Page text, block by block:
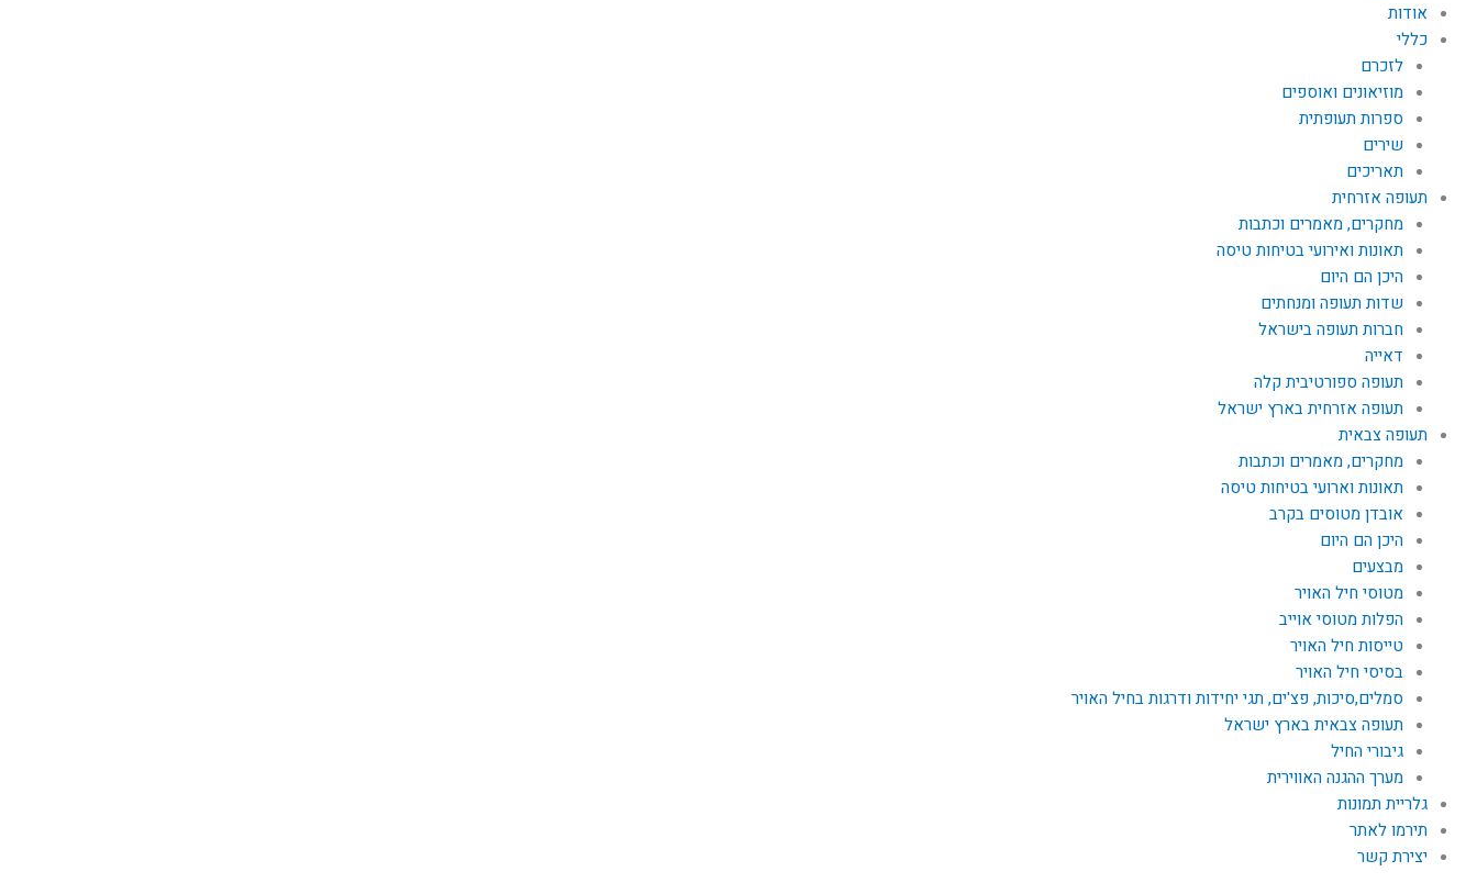
אודות
כללי
לזכרם
מוזיאונים ואוספים
ספרות תעופתית
שירים
תאריכים
תעופה אזרחית
מחקרים, מאמרים וכתבות
תאונות ואירועי בטיחות טיסה
היכן הם היום
שדות תעופה ומנחתים
חברות תעופה בישראל
דאייה
תעופה ספורטיבית קלה
תעופה אזרחית בארץ ישראל
תעופה צבאית
מחקרים, מאמרים וכתבות
תאונות וארועי בטיחות טיסה
אובדן מטוסים בקרב
היכן הם היום
מבצעים
מטוסי חיל האויר
הפלות מטוסי אוייב
טייסות חיל האויר
בסיסי חיל האויר
סמלים,סיכות, פצ'ים, תגי יחידות ודרגות בחיל האויר
תעופה צבאית בארץ ישראל
גיבורי החיל
מערך ההגנה האווירית
גלריית תמונות
תירמו לאתר
יצירת קשר